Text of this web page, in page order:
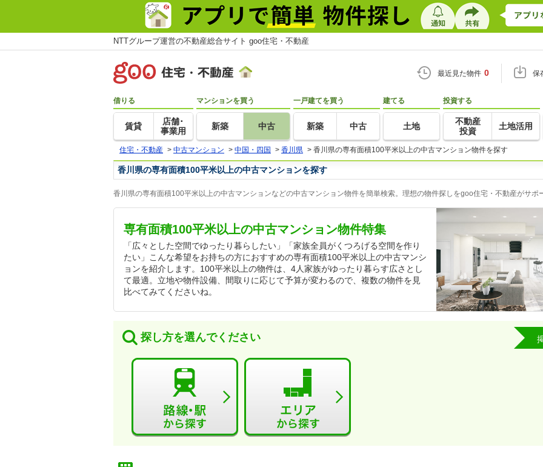
NTTグループ運営の不動産総合サイト goo住宅・不動産
最近見た物件 0 保
借りる
賃貸
店舗･
事業用
マンションを買う
新築 中古
一戸建てを買う
新築 中古
建てる
土地
投資する
不動産
投資
土地活用
住宅・不動産 > 中古マンション > 中国・四国 > 香川県 > 香川県の専有面積100平米以上の中古マンション物件を探す
香川県の専有面積100平米以上の中古マンションを探す
香川県の専有面積100平米以上の中古マンションなどの中古マンション物件を簡単検索。理想の物件探しをgoo住宅・不動産がサポ
専有面積100平米以上の中古マンション物件特集
「広々とした空間でゆったり暮らしたい」「家族全員がくつろげる空間を作り
たい」こんな希望をお持ちの方におすすめの専有面積100平米以上の中古マンシ
ョンを紹介します。100平米以上の物件は、4人家族がゆったり暮らす広さとし
て最適。立地や物件設備、間取りに応じて予算が変わるので、複数の物件を見
比べてみてくださいね。
探し方を選んでください